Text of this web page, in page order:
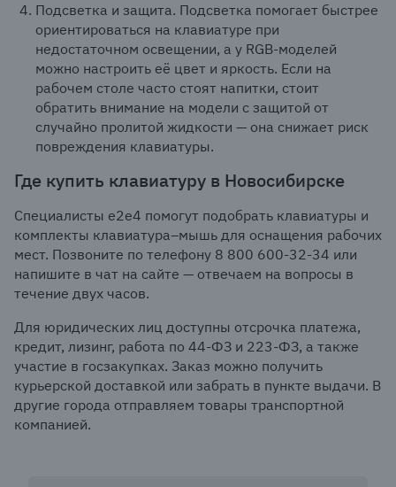
Подсветка и защита. Подсветка помогает быстрее
ориентироваться на клавиатуре при
недостаточном освещении, а у RGB-моделей
можно настроить её цвет и яркость. Если на
рабочем столе часто стоят напитки, стоит
обратить внимание на модели с защитой от
случайно пролитой жидкости — она снижает риск
повреждения клавиатуры.
Где купить клавиатуру в Новосибирске
Специалисты e2e4 помогут подобрать клавиатуры и
комплекты клавиатура–мышь для оснащения рабочих
мест. Позвоните по телефону 8 800 600-32-34 или
напишите в чат на сайте — отвечаем на вопросы в
течение двух часов.
Для юридических лиц доступны отсрочка платежа,
кредит, лизинг, работа по 44-ФЗ и 223-ФЗ, а также
участие в госзакупках. Заказ можно получить
курьерской доставкой или забрать в пункте выдачи. В
другие города отправляем товары транспортной
компанией.